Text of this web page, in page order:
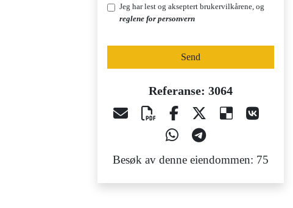
Jeg har lest og akseptert brukervilkårene, og
reglene for personvern
Send
Referanse: 3064
Besøk av denne eiendommen: 75